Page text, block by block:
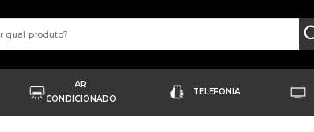
AR
CONDICIONADO
TELEFONIA